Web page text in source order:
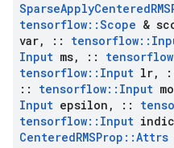
SparseApplyCentered
tensorflow::Scope &
var, :: tensorflow::
Input ms, :: tensorflow
tensorflow:: Input lr,
::
tensorflow:: Input
Input epsilon , ::
tensorflow:: Input
CenteredRMSProp ::Attrs